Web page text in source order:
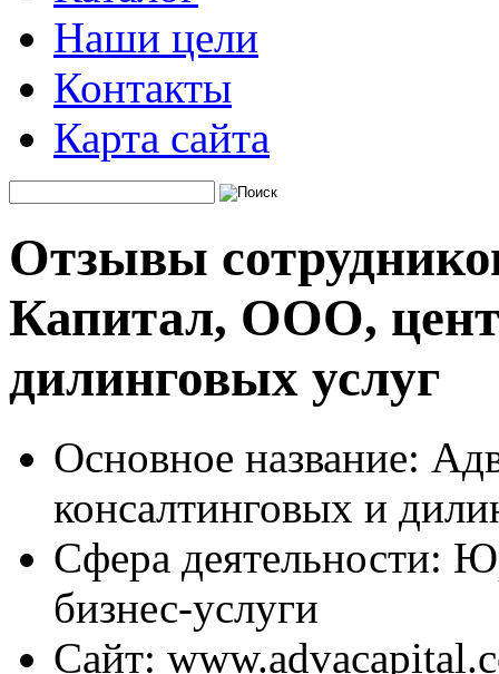
Наши цели
Контакты
Карта сайта
Отзывы
Капитал, ООО,
дилинговых услуг
Основное название:
консалтинговых и
Сфера деятельности:
бизнес-услуги
Сайт: